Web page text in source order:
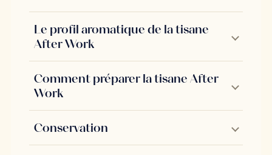
Le profil aromatique de la tisane
After Work
Comment préparer la tisane After
Work
Conservation